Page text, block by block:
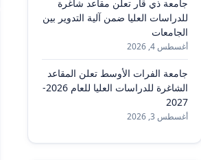
جامعة ذي قار تعلن مقاعد شاغرة
للدراسات العليا ضمن آلية التدوير بين
الجامعات
أغسطس 4, 2026
جامعة الفرات الأوسط تعلن المقاعد
الشاغرة للدراسات العليا للعام 2026-
2027
أغسطس 3, 2026